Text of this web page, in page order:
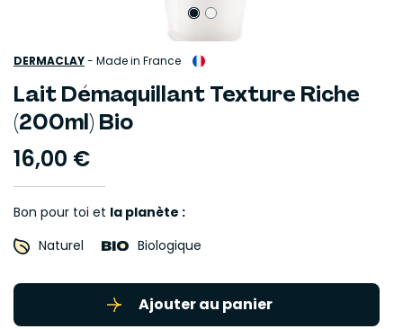
DERMACLAY- Made in France
Lait Démaquillant Texture Riche
(200ml) Bio
16,00 €
Bon pour toi et la planète :
Naturel
Biologique
Ajouter au panier